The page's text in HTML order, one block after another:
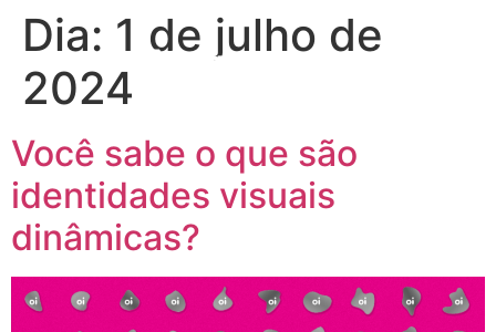
Dia: 1 de julho de
2024
Você sabe o que são
identidades visuais
dinâmicas?